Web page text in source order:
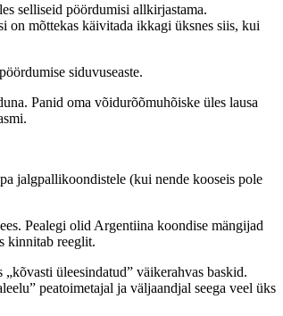
selliseid pöördumisi allkirjastama.
on mõttekas käivitada ikkagi üksnes siis, kui
siduvuseaste.
Panid oma võidurõõmuhõiske üles lausa
jalgpallikoondistele (kui nende kooseis pole
Pealegi olid Argentiina koondise mängijad
kinnitab reeglit.
üleesindatud” väikerahvas baskid.
peatoimetajal ja väljaandjal seega veel üks